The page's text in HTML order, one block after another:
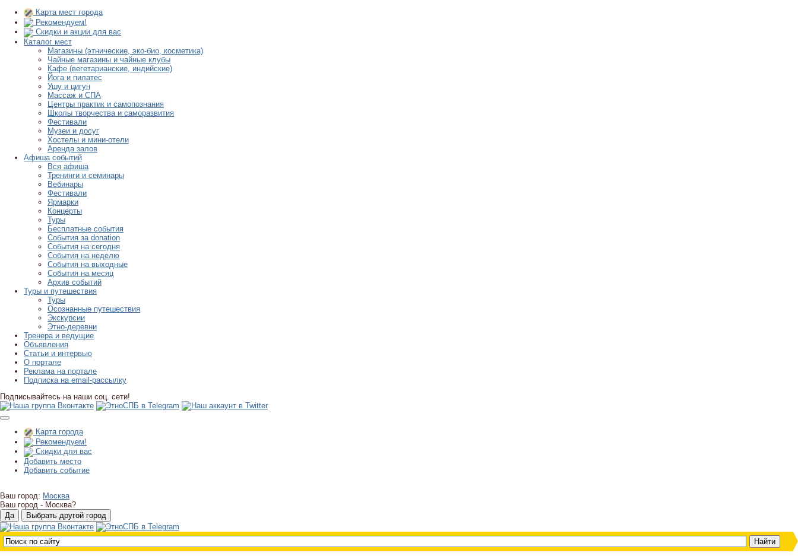
Карта мест города
Рекомендуем!
Скидки и акции для вас
Каталог мест
Магазины (этнические, эко-био, косметика)
Чайные магазины и чайные клубы
Кафе (вегетарианские, индийские)
Йога и пилатес
Ушу и цигун
Массаж и СПА
Центры практик и самопознания
Школы творчества и саморазвития
Фестивали
Музеи и досуг
Хостелы и мини-отели
Аренда залов
Афиша событий
Вся афиша
Тренинги и семинары
Вебинары
Фестивали
Ярмарки
Концерты
Туры
Бесплатные события
События за donation
События на сегодня
События на неделю
События на выходные
События на месяц
Архив событий
Туры и путешествия
Туры
Осознанные путешествия
Экскурсии
Этно-деревни
Тренера и ведущие
Объявления
Статьи и интервью
О портале
Реклама на портале
Подписка на email-рассылку
Подписывайтесь на наши соц. сети!
Карта города
Рекомендуем!
Скидки для вас
Добавить место
Добавить событие
Ваш город: Москва
Ваш город - Москва?